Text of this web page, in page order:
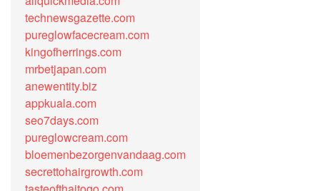
technewsgazette.com
pureglowfacecream.com
kingofherrings.com
mrbetjapan.com
anewentity.biz
appkuala.com
seo7days.com
pureglowcream.com
bloemenbezorgenvandaag.com
secrettohairgrowth.com